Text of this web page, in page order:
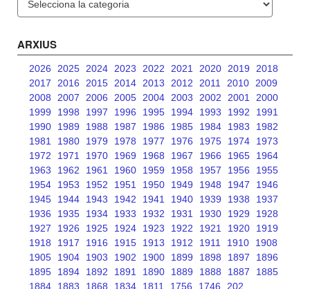
ARXIUS
2026 2025 2024 2023 2022 2021 2020 2019
2018
2017
2016 2015 2014 2013 2012 2011 2010 2009
2008
2007 2006 2005 2004 2003 2002 2001
2000
1999
1998 1997 1996 1995 1994 1993 1992
1991
1990
1989 1988 1987 1986 1985 1984 1983
1982
1981
1980 1979 1978 1977 1976 1975 1974
1973
1972
1971 1970 1969 1968 1967 1966 1965
1964
1963
1962 1961 1960 1959 1958 1957 1956
1955
1954
1953 1952 1951 1950 1949 1948 1947
1946
1945
1944 1943 1942 1941 1940 1939 1938
1937
1936
1935 1934 1933 1932 1931 1930 1929
1928
1927
1926 1925 1924 1923 1922 1921 1920
1919
1918
1917 1916 1915 1913 1912 1911 1910
1908
1905
1904 1903 1902 1900 1899 1898 1897
1896
1895
1894 1892 1891 1890 1889 1888 1887
1885
1884
1883 1868 1834 1811 1756 1746 202